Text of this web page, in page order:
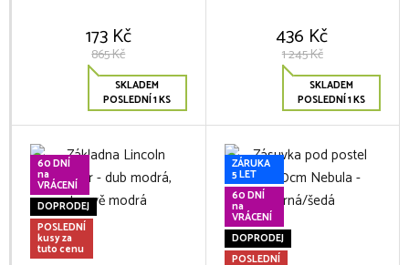
173 Kč
865 Kč
SKLADEM
POSLEDNÍ 1 KS
436 Kč
1 245 Kč
SKLADEM
POSLEDNÍ 1 KS
60 DNÍ
na
VRÁCENÍ
DOPRODEJ
POSLEDNÍ
kusy za
tuto cenu
ZÁRUKA
5 LET
60 DNÍ
na
VRÁCENÍ
DOPRODEJ
POSLEDNÍ